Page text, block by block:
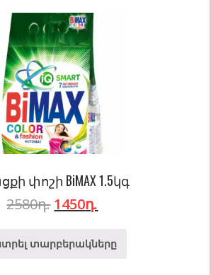
փոշի BiMAX 1.5կգ
2580դ. 1450դ.
տարբերակները